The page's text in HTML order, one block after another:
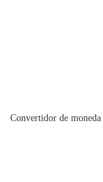
Convertidor de moneda